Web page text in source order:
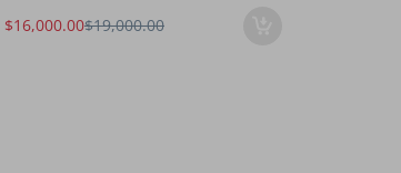
$16,000.00$19,000.00